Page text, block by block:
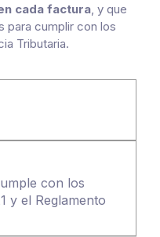
cada factura , y que
para cumplir con los
Tributaria.
con los
y el Reglamento